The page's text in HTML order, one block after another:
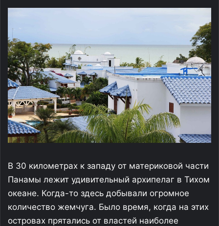
В 30 километрах к западу от материковой части
Панамы лежит удивительный архипелаг в Тихом
океане. Когда-то здесь добывали огромное
количество жемчуга. Было время, когда на этих
островах прятались от властей наиболее